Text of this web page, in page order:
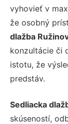
vyhovieť v
že osobný
dlažba
konzultácie či
istotu, že
predstáv.
Sedliacka
skúseností,